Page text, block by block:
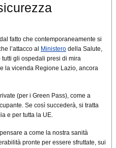
fatto che contemporaneamente si
l’attacco al Ministero della Salute,
tutti gli ospedali presi di mira
la vicenda Regione Lazio, ancora
(per i Green Pass), come a
Se così succederà, si tratta
e per tutta la UE.
a come la nostra sanità
pronte per essere sfruttate, sui